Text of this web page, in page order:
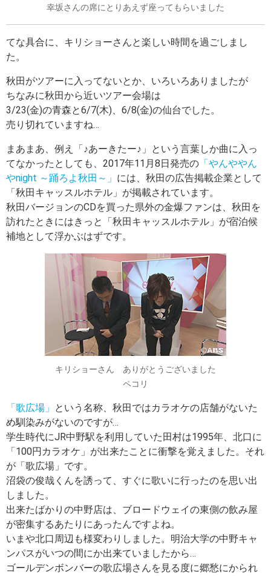
幸坂さんの席にとりあえず座ってもらいました
てな具合に、キリショーさんと楽しい時間を過ごしまし
た。
秋田がツアーに入ってないとか、いろいろありましたが
ちなみに秋田から近いツアー会場は
3/23(金)の青森と6/7(木)、6/8(金)の仙台でした。
売り切れていますね…
まあまあ、例え「♪あーきたー♪」という言葉しか曲に入っ
てなかったとしても、2017年11月8日発売の 「やんややん
やnight ～踊ろよ秋田～」 には、秋田の広告掲載企業として
「秋田キャッスルホテル」が掲載されています。
秋田バージョンのCDを買った県外の金爆ファンは、秋田を
訪れたときにはきっと「秋田キャッスルホテル」が宿泊候
補地として浮かぶはずです。
キリショーさん ありがとうございました
ペコリ
「歌広場」 という名称、秋田ではカラオケの店舗がないた
め馴染みがないのですが…
学生時代にJR中野駅を利用していた田村は1995年、北口に
「100円カラオケ」が出来たことに衝撃を覚えました。それ
が「歌広場」です。
沼袋の俊哉くんを誘って、すぐに歌いに行ったのを思い出
しました。
出来たばかりの中野店は、ブロードウェイの東側の飲み屋
が密集するあたりにあったんですよね。
いまや北口周辺も様変わりしました。明治大学の中野キャ
ンパスがいつの間にか出来ていましたから…
ゴールデンボンバーの歌広場さんを見る度に郷愁にかられ